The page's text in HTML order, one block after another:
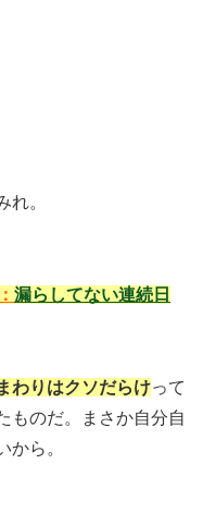
れ。
漏らしてない連続日
わりはクソだらけって
ものだ。まさか自分自
から。